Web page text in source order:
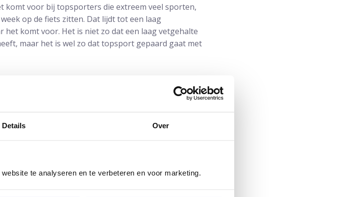
Details Over
te analyseren en te verbeteren en voor marketing.
komt voor bij topsporters die extreem veel sporten,
op de fiets zitten. Dat lijdt tot een laag
komt voor. Het is niet zo dat een laag vetgehalte
maar het is wel zo dat topsport gepaard gaat met
Wie dan ook nog eens lichamelijk weinig reserves
is van een lage energie-inname en die lage energie-